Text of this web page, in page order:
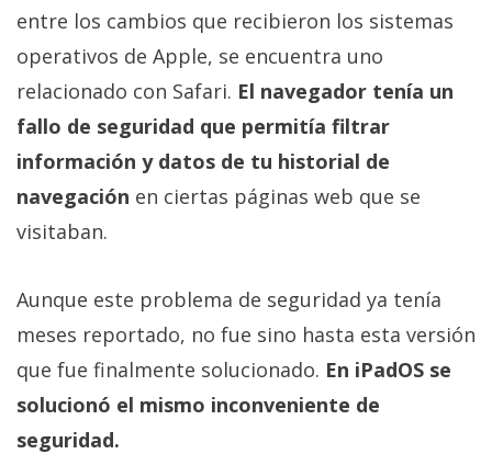
comparativas,
tutoriales.
Informático
(CC) 2006-
2026.Algunos
derechos
reservados.
entre los cambios que recibieron los sistemas
operativos de Apple, se encuentra uno
relacionado con Safari. El navegador tenía un
fallo de seguridad que permitía filtrar
información y datos de tu historial de
navegación en ciertas páginas web que se
visitaban.
Aunque este problema de seguridad ya tenía
meses reportado, no fue sino hasta esta versión
que fue finalmente solucionado. En iPadOS se
solucionó el mismo inconveniente de
seguridad.